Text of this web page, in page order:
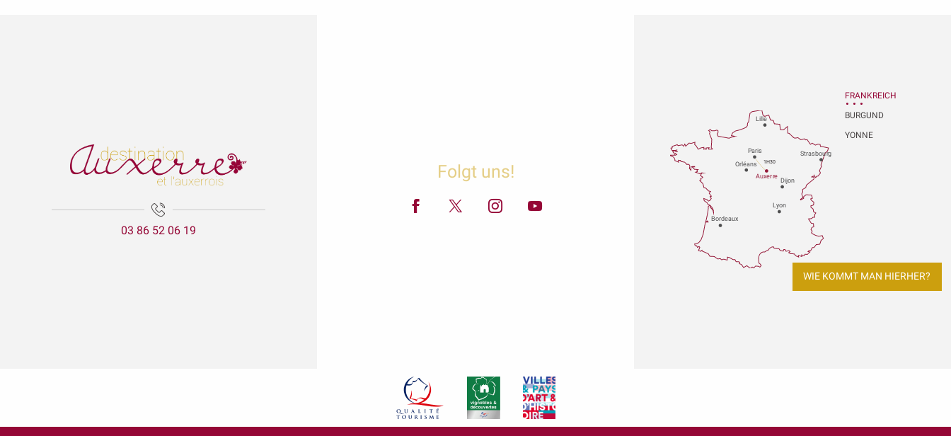
03 86 52 06 19
Folgt uns!
Paris
Dijon
Orléans
Bordeaux
Lyon
Auxerre
Strasbourg
Lille
1H30
FRANKREICH
BURGUND
YONNE
WIE KOMMT MAN HIERHER?